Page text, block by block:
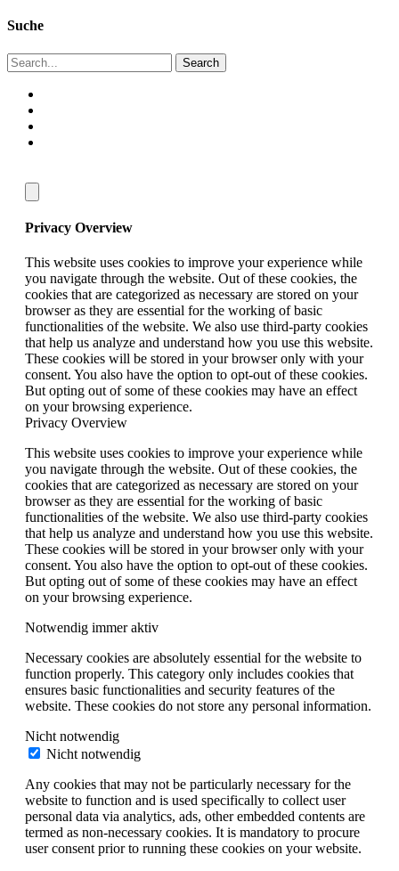
Suche
Privacy Overview
This website uses cookies to improve your experience while
you navigate through the website. Out of these cookies, the
cookies that are categorized as necessary are stored on your
browser as they are essential for the working of basic
functionalities of the website. We also use third-party cookies
that help us analyze and understand how you use this website.
These cookies will be stored in your browser only with your
consent. You also have the option to opt-out of these cookies.
But opting out of some of these cookies may have an effect
on your browsing experience.
Privacy Overview
This website uses cookies to improve your experience while
you navigate through the website. Out of these cookies, the
cookies that are categorized as necessary are stored on your
browser as they are essential for the working of basic
functionalities of the website. We also use third-party cookies
that help us analyze and understand how you use this website.
These cookies will be stored in your browser only with your
consent. You also have the option to opt-out of these cookies.
But opting out of some of these cookies may have an effect
on your browsing experience.
Notwendig immer aktiv
Necessary cookies are absolutely essential for the website to
function properly. This category only includes cookies that
ensures basic functionalities and security features of the
website. These cookies do not store any personal information.
Nicht notwendig
Nicht notwendig
Any cookies that may not be particularly necessary for the
website to function and is used specifically to collect user
personal data via analytics, ads, other embedded contents are
termed as non-necessary cookies. It is mandatory to procure
user consent prior to running these cookies on your website.